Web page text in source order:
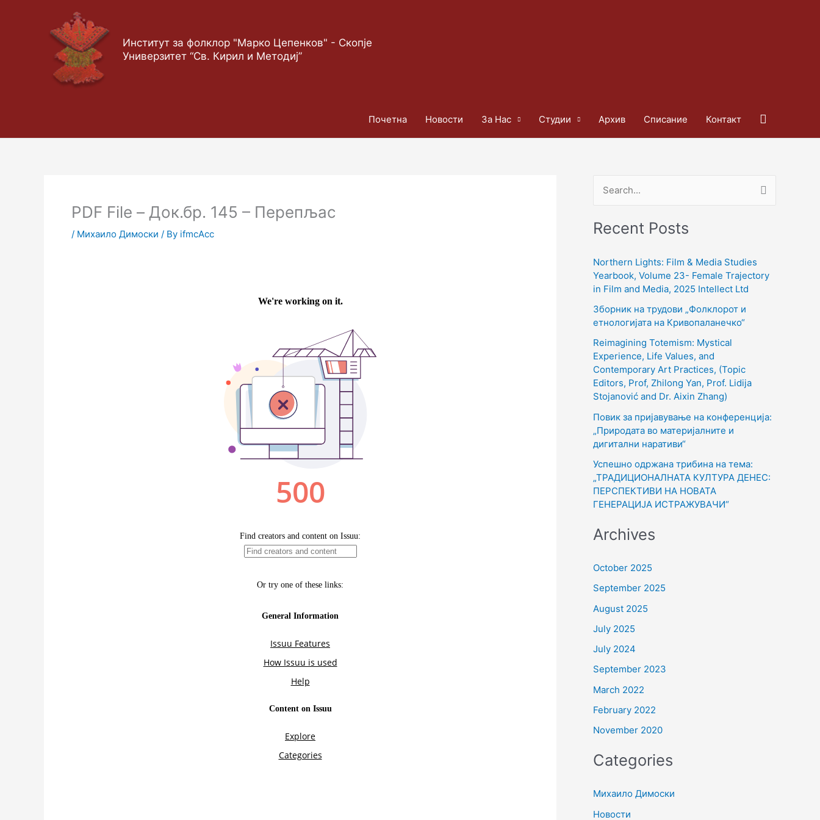
Институт за фолклор "Марко Цепенков" - Скопје
Универзитет “Св. Кирил и Методиј”
Почетна Новости За Нас Студии Архив Списание Контакт Search
PDF File – Док.бр. 145 – Перепљас
/ Михаило Димоски / By ifmcAcc
a
c
h
o
r
:
Recent Posts
Northern Lights: Film & Media Studies
Yearbook, Volume 23- Female Trajectory
in Film and Media, 2025 Intellect Ltd
Зборник на трудови „Фолклорот и
етнологијата на Кривопаланечко“
Reimagining Totemism: Mystical
Experience, Life Values, and
Contemporary Art Practices, (Topic
Editors, Prof, Zhilong Yan, Prof. Lidija
Stojanović and Dr. Aixin Zhang)
Повик за пријавување на конференција:
„Природата во материјалните и
дигитални наративи“
Успешно одржана трибина на тема:
„ТРАДИЦИОНАЛНАТА КУЛТУРА ДЕНЕС:
ПЕРСПЕКТИВИ НА НОВАТА
ГЕНЕРАЦИЈА ИСТРАЖУВАЧИ“
Archives
October 2025
September 2025
August 2025
July 2025
July 2024
September 2023
March 2022
February 2022
November 2020
Categories
Михаило Димоски
Новости